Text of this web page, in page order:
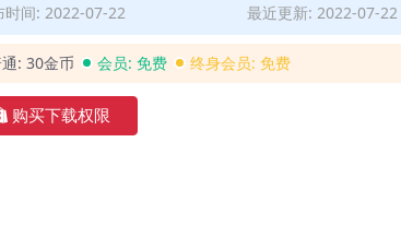
时间: 2022-07-22
最近更新: 2022-07-22
: 30金币 会员: 免费 终身会员: 免费
购买下载权限